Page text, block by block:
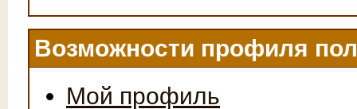
Возможности профиля
Мой профиль